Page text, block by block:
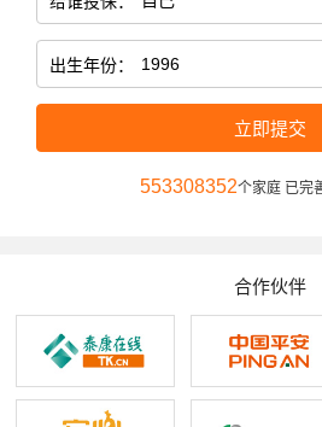
出生年份：
立即提交
553308352个家庭 已完
合作伙伴